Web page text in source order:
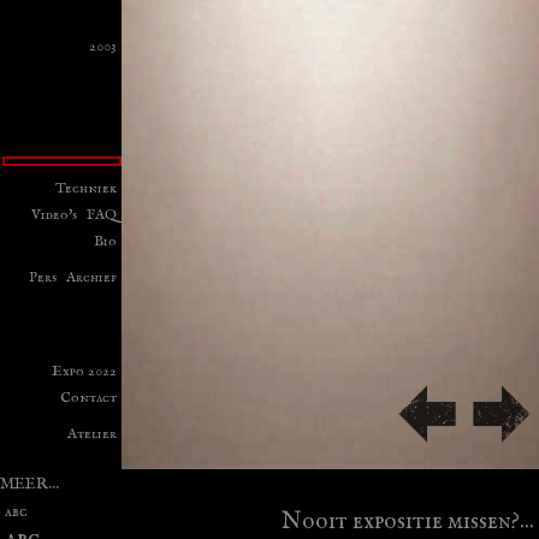
2003
Techniek
Video's FAQ
Bio
Pers Archief
Expo 2022
Contact
Atelier
MEER...
Nooit expositie missen?...
abc